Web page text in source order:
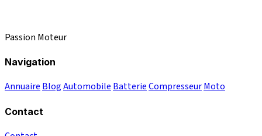
Passion Moteur
Navigation
Annuaire BlogAutomobile BatterieCompresseurMoto
Contact